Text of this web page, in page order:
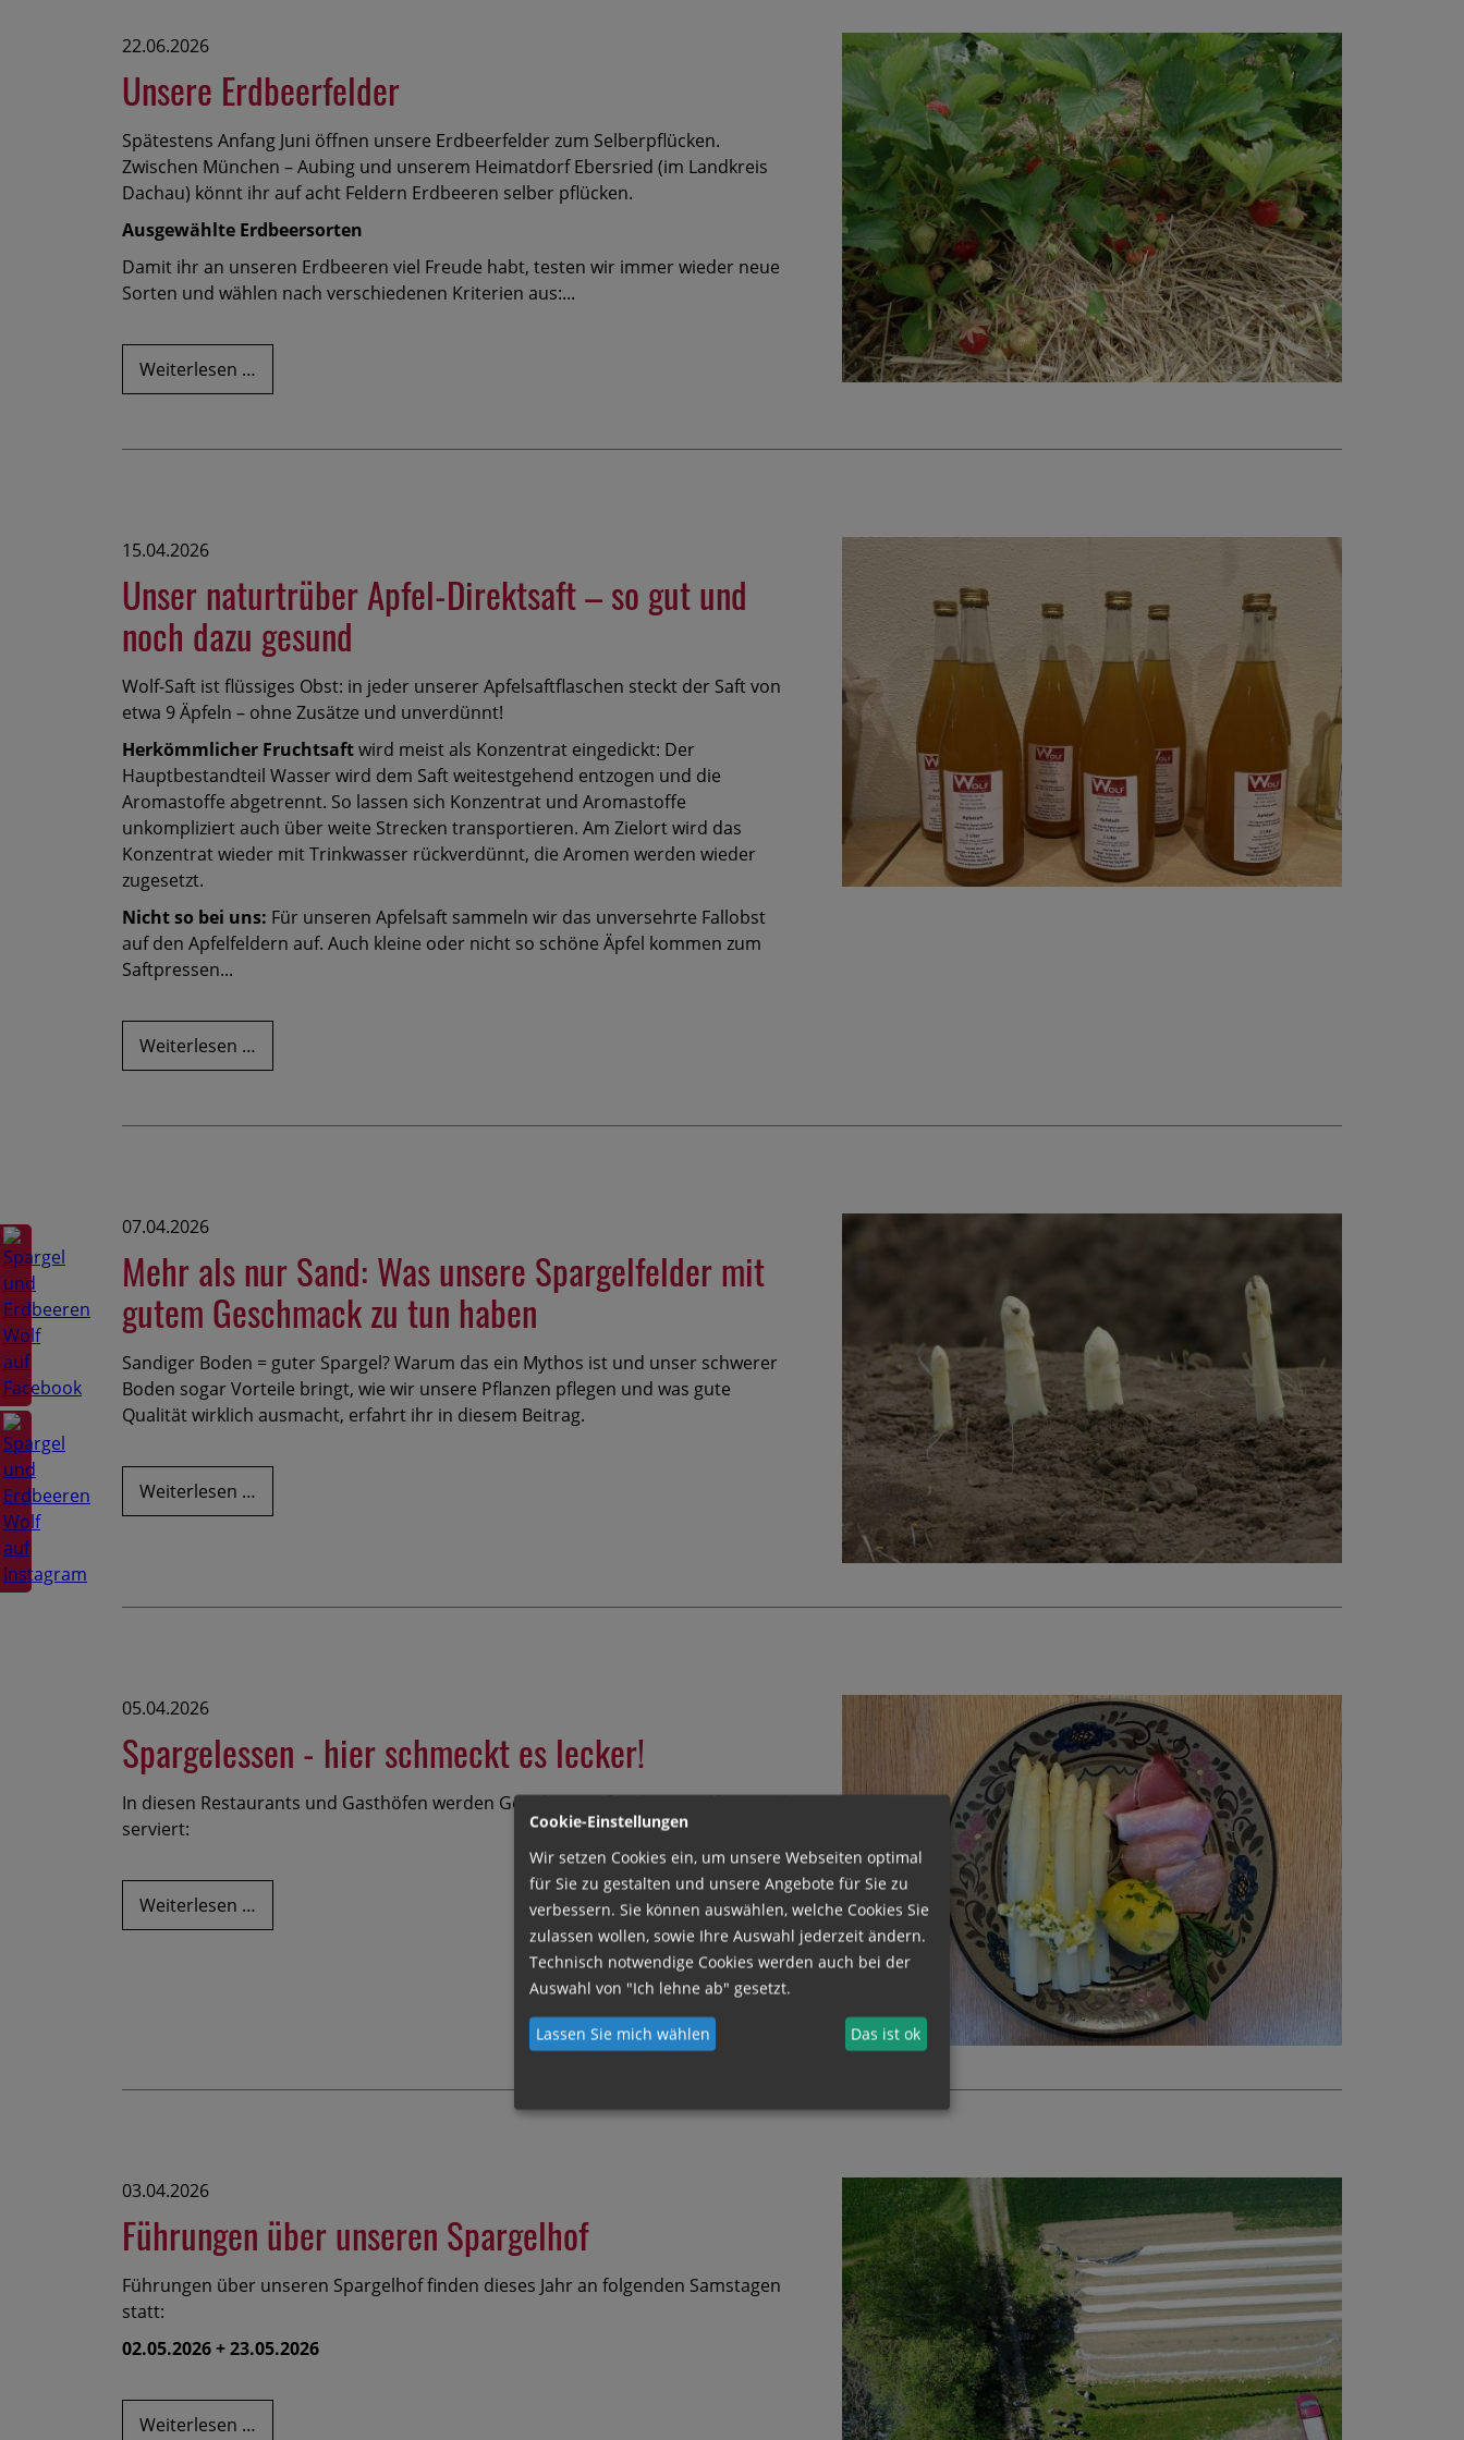
22.06.2026
Unsere Erdbeerfelder
Spätestens Anfang Juni öffnen unsere Erdbeerfelder zum Selberpflücken.
Zwischen München – Aubing und unserem Heimatdorf Ebersried (im Landkreis
Dachau) könnt ihr auf acht Feldern Erdbeeren selber pflücken.
Ausgewählte Erdbeersorten
Damit ihr an unseren Erdbeeren viel Freude habt, testen wir immer wieder neue
Sorten und wählen nach verschiedenen Kriterien aus:...
Weiterlesen …
Erdbeerfelder
15.04.2026
Unser naturtrüber Apfel-Direktsaft – so gut und
noch dazu gesund
Wolf-Saft ist flüssiges Obst: in jeder unserer Apfelsaftflaschen steckt der Saft von
etwa 9 Äpfeln – ohne Zusätze und unverdünnt!
Herkömmlicher Fruchtsaftwird meist als Konzentrat eingedickt: Der
Hauptbestandteil Wasser wird dem Saft weitestgehend entzogen und die
Aromastoffe abgetrennt. So lassen sich Konzentrat und Aromastoffe
unkompliziert auch über weite Strecken transportieren. Am Zielort wird das
Konzentrat wieder mit Trinkwasser rückverdünnt, die Aromen werden wieder
zugesetzt.
Nicht so bei uns: Für unseren Apfelsaft sammeln wir das unversehrte Fallobst
auf den Apfelfeldern auf. Auch kleine oder nicht so schöne Äpfel kommen zum
Saftpressen...
Weiterlesen …
naturtrüber
Direktsaft
dazu
gesund
07.04.2026
Mehr als nur Sand: Was unsere Spargelfelder mit
gutem Geschmack zu tun haben
Sandiger Boden = guter Spargel? Warum das ein Mythos ist und unser schwerer
Boden sogar Vorteile bringt, wie wir unsere Pflanzen pflegen und was gute
Qualität wirklich ausmacht, erfahrt ihr in diesem Beitrag.
Weiterlesen …
als
zu
haben
05.04.2026
Spargelessen - hier schmeckt es lecker!
In diesen Restaurants und Gasthöfen werden Gerichte mit frischem Wolf-Spargel
serviert:
Weiterlesen …
-
03.04.2026
Führungen über unseren Spargelhof
Führungen über unseren Spargelhof finden dieses Jahr an folgenden Samstagen
statt:
02.05.2026 + 23.05.2026
Weiterlesen …
Cookie-Einstellungen
Wir setzen Cookies ein, um unsere Webseiten optimal
für Sie zu gestalten und unsere Angebote für Sie zu
verbessern. Sie können auswählen, welche Cookies Sie
zulassen wollen, sowie Ihre Auswahl jederzeit ändern.
Technisch notwendige Cookies werden auch bei der
Auswahl von "Ich lehne ab" gesetzt.
Lassen Sie mich wählen Das ist ok